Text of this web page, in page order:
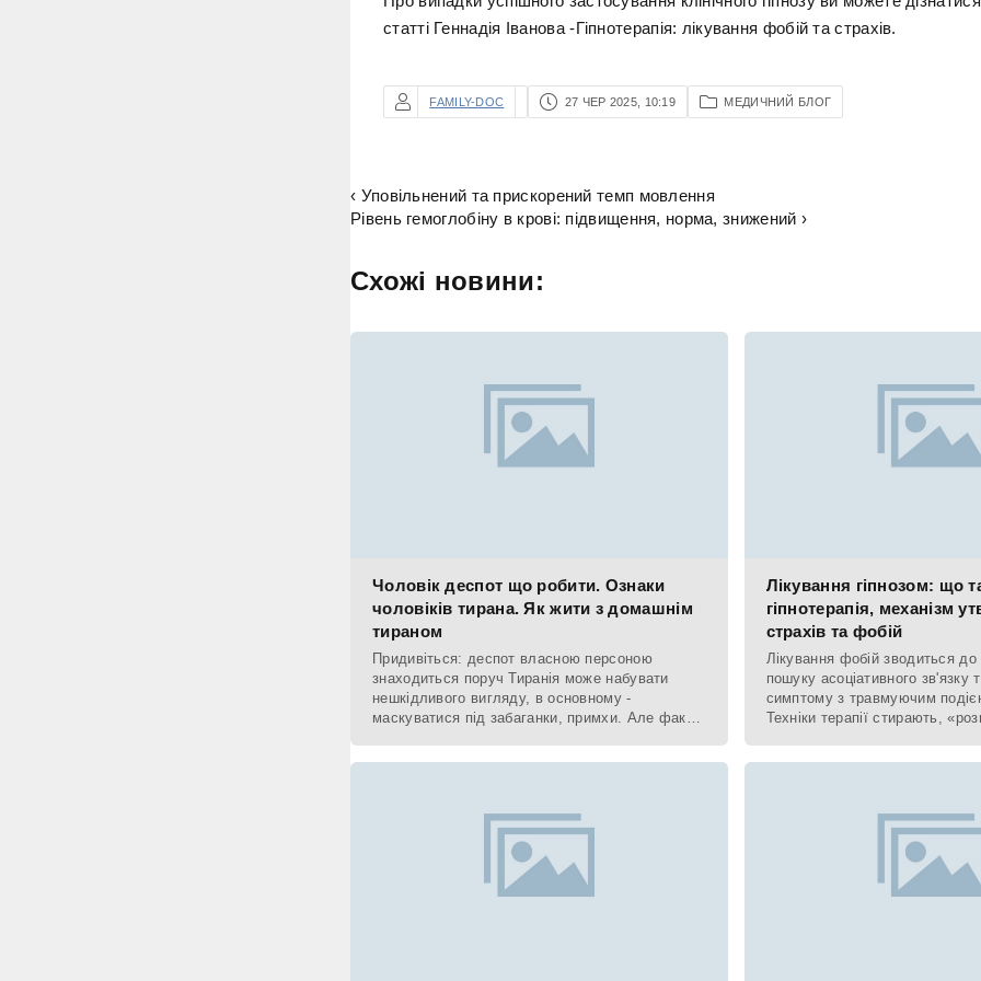
статті Геннадія Іванова -Гіпнотерапія: лікування фобій та страхів.
FAMILY-DOC 27 ЧЕР 2025, 10:19 МЕДИЧНИЙ БЛОГ
‹ Уповільнений та прискорений темп мовлення
Рівень гемоглобіну в крові: підвищення, норма, знижений ›
Схожі новини:
Чоловік деспот що робити. Ознаки
чоловіків тирана. Як жити з домашнім
тираном
Придивіться: деспот власною персоною
знаходиться поруч Тиранія може набувати
нешкідливого вигляду, в основному -
маскуватися під забаганки, примхи. Але факт
Лікування гіпнозом: що
гіпнотерапія, механізм
страхів та фобій
Лікування фобій зводиться до
пошуку асоціативного зв'язку
симптому з травмуючим
Техніки терапії стирають,